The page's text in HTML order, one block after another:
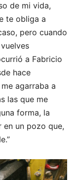
de mi vida,
te obliga a
pero cuando
a Fabricio
hace
agarraba a
las que me
forma, la
en un pozo que,